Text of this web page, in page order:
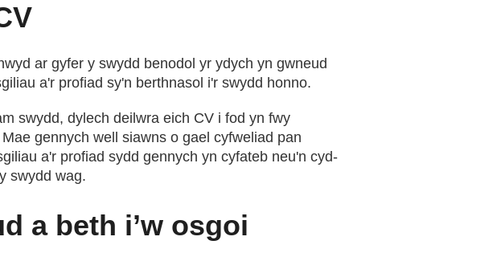
ar gyfer y swydd benodol yr ydych yn gwneud
a'r profiad sy'n berthnasol i'r swydd honno.
swydd, dylech deilwra eich CV i fod yn fwy
gennych well siawns o gael cyfweliad pan
a'r profiad sydd gennych yn cyfateb neu'n cyd-
swydd wag.
a beth i’w osgoi